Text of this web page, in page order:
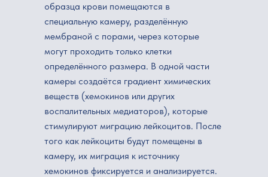
образца крови помещаются в
специальную камеру, разделённую
мембраной с порами, через которые
могут проходить только клетки
определённого размера. В одной части
камеры создаётся градиент химических
веществ (хемокинов или других
воспалительных медиаторов), которые
стимулируют миграцию лейкоцитов. После
того как лейкоциты будут помещены в
камеру, их миграция к источнику
хемокинов фиксируется и анализируется.